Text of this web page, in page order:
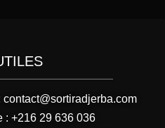
contact@sortiradjerba.com
: +216 29 636 036